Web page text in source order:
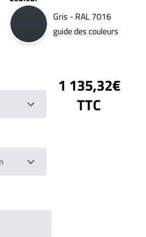
Gris - RAL 7016
guide des couleurs
1 135,32€
TTC